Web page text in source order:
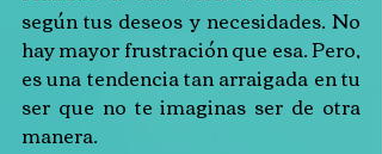
según tus deseos y necesidades. No
hay mayor frustración que esa. Pero,
es una tendencia tan arraigada en tu
ser que no te imaginas ser de otra
manera.